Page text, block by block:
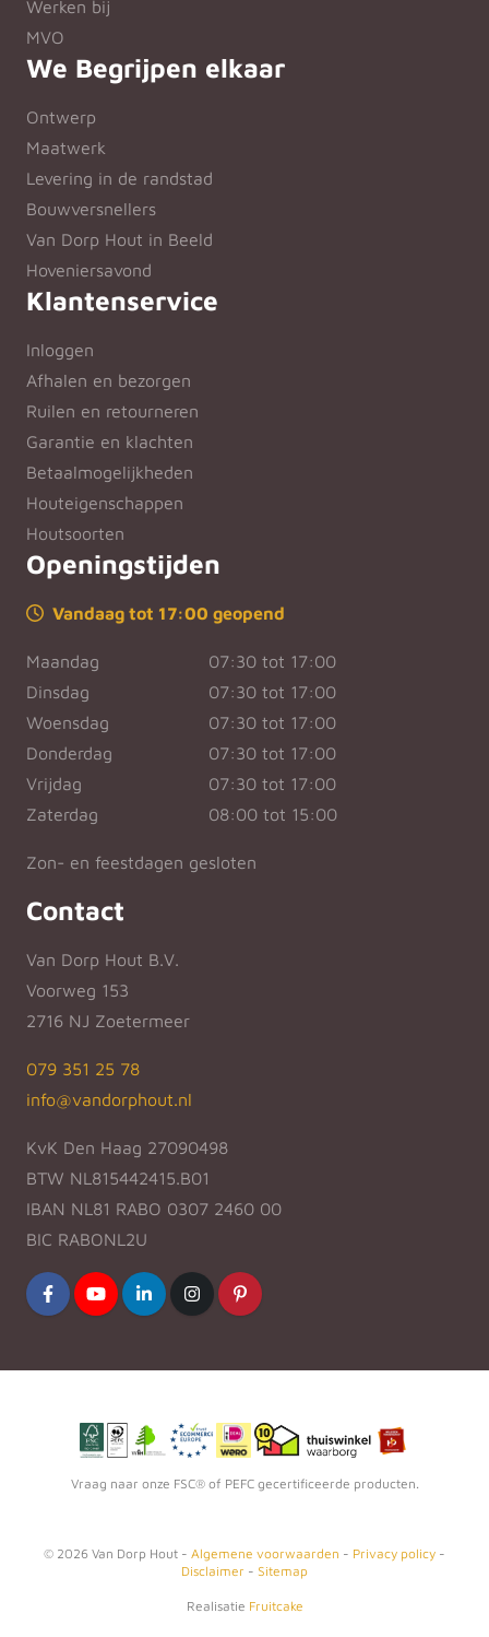
Werken bij
MVO
We Begrijpen elkaar
Ontwerp
Maatwerk
Levering in de randstad
Bouwversnellers
Van Dorp Hout in Beeld
Hoveniersavond
Klantenservice
Inloggen
Afhalen en bezorgen
Ruilen en retourneren
Garantie en klachten
Betaalmogelijkheden
Houteigenschappen
Houtsoorten
Openingstijden
Vandaag tot 17:00 geopend
Maandag
07:30 tot 17:00
Dinsdag
07:30 tot 17:00
Woensdag
07:30 tot 17:00
Donderdag
07:30 tot 17:00
Vrijdag
07:30 tot 17:00
Zaterdag
08:00 tot 15:00
Zon- en feestdagen gesloten
Contact
Van Dorp Hout B.V.
Voorweg 153
2716 NJ Zoetermeer
079 351 25 78
info@vandorphout.nl
KvK Den Haag 27090498
BTW NL815442415.B01
IBAN NL81 RABO 0307 2460 00
BIC RABONL2U
Vraag naar onze FSC® of PEFC gecertificeerde producten.
© 2026 Van Dorp Hout - Algemene voorwaarden - Privacy policy -
Disclaimer - Sitemap
Realisatie Fruitcake